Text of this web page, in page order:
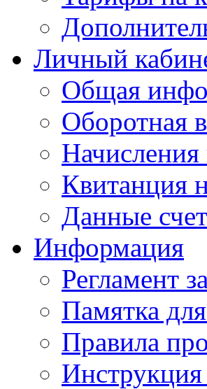
Личный
Общая
Оборотная
Начисления
Квитанция
Данные
Информация
Регламент
Памятка
Правила